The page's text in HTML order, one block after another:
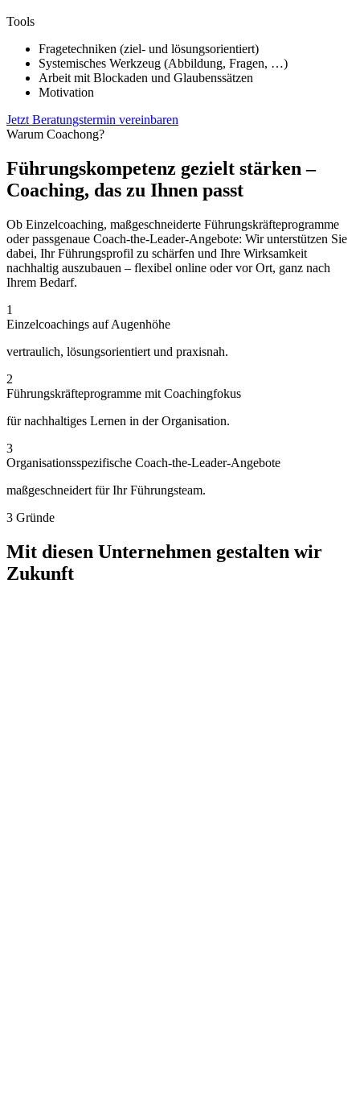
Tools
Fragetechniken (ziel- und lösungsorientiert)
Systemisches Werkzeug (Abbildung, Fragen, …)
Arbeit mit Blockaden und Glaubenssätzen
Motivation
Jetzt Beratungstermin vereinbaren
Warum Coachong?
Führungskompetenz gezielt stärken –
Coaching, das zu Ihnen passt
Ob Einzelcoaching, maßgeschneiderte Führungskräfteprogramme
oder passgenaue Coach-the-Leader-Angebote: Wir unterstützen Sie
dabei, Ihr Führungsprofil zu schärfen und Ihre Wirksamkeit
nachhaltig auszubauen – flexibel online oder vor Ort, ganz nach
Ihrem Bedarf.
1
Einzelcoachings auf Augenhöhe
vertraulich, lösungsorientiert und praxisnah.
2
Führungskräfteprogramme mit Coachingfokus
für nachhaltiges Lernen in der Organisation.
3
Organisationsspezifische Coach-the-Leader-Angebote
maßgeschneidert für Ihr Führungsteam.
3 Gründe
Mit diesen Unternehmen gestalten wir
Zukunft